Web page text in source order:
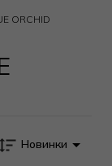
ORCHID
Новинки